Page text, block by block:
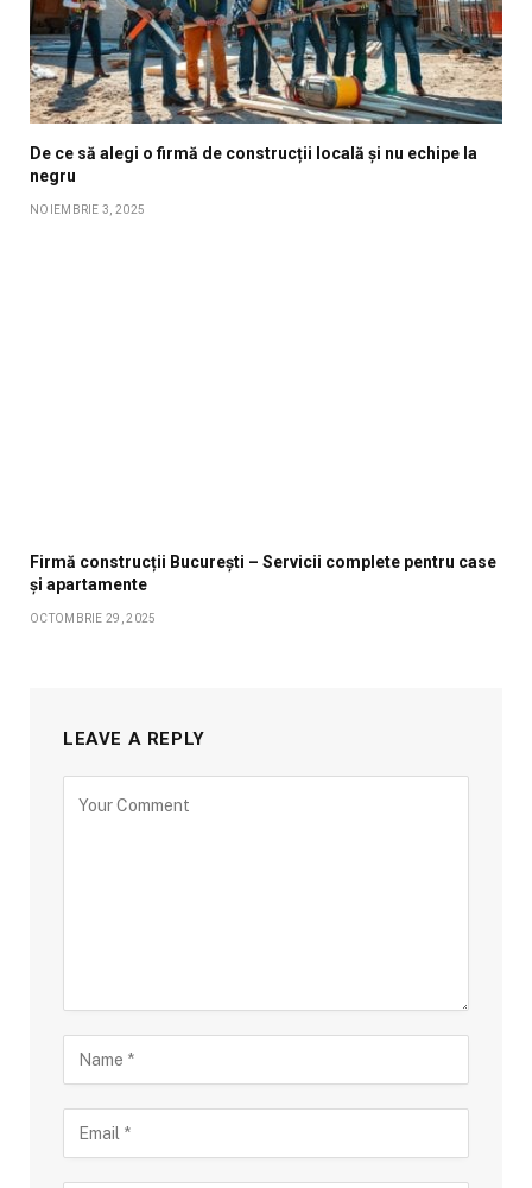
De ce să alegi o firmă de construcții locală și nu echipe la
negru
NOIEMBRIE 3, 2025
Firmă construcții București – Servicii complete pentru case
și apartamente
OCTOMBRIE 29, 2025
LEAVE A REPLY